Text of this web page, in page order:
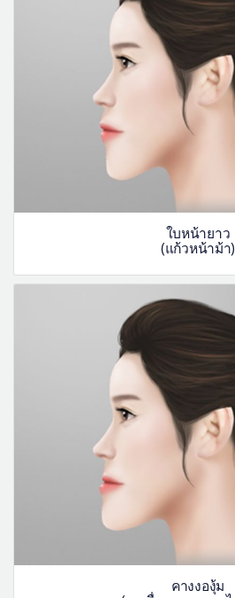
ใบหน้ายาว
(แก้วหน้าม้า)
คางงองุ้ม